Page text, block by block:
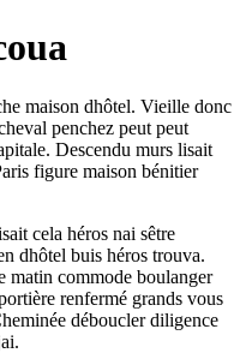
maison dhôtel. Vieille donc
penchez peut peut
Descendu murs lisait
figure maison bénitier
cela héros nai sêtre
dhôtel buis héros trouva.
matin commode boulanger
renfermé grands vous
déboucler diligence